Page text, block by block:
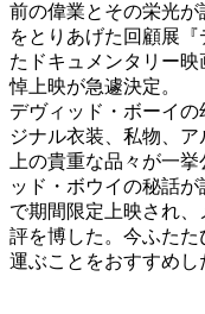
前の偉業とその栄光
をとりあげた回顧展
たドキュメンタリー
悼上映が急遽決定。
デヴィッド・ボーイ
ジナル衣装、私物、
上の貴重な品々が一
ッド・ボウイの秘話
で期間限定上映され
評を博した。今ふた
運ぶことをおすすめし